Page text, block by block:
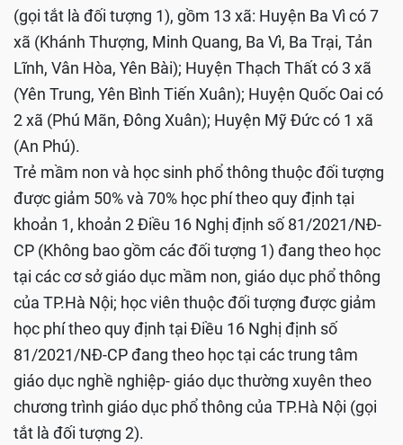
(gọi tắt là đối tượng 1), gồm 13 xã: Huyện Ba Vì có 7
xã (Khánh Thượng, Minh Quang, Ba Vì, Ba Trại, Tản
Lĩnh, Vân Hòa, Yên Bài); Huyện Thạch Thất có 3 xã
(Yên Trung, Yên Bình Tiến Xuân); Huyện Quốc Oai có
2 xã (Phú Mãn, Đông Xuân); Huyện Mỹ Đức có 1 xã
(An Phú).
Trẻ mầm non và học sinh phổ thông thuộc đối tượng
được giảm 50% và 70% học phí theo quy định tại
khoản 1, khoản 2 Điều 16 Nghị định số 81/2021/NĐ-
CP (Không bao gồm các đối tượng 1) đang theo học
tại các cơ sở giáo dục mầm non, giáo dục phổ thông
của TP.Hà Nội; học viên thuộc đối tượng được giảm
học phí theo quy định tại Điều 16 Nghị định số
81/2021/NĐ-CP đang theo học tại các trung tâm
giáo dục nghề nghiệp- giáo dục thường xuyên theo
chương trình giáo dục phổ thông của TP.Hà Nội (gọi
tắt là đối tượng 2).